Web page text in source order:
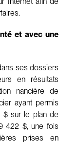
et avec une
ses dossiers
en résultats
nancière de
ayant permis
$ sur le plan de
422 $, une fois
prises en